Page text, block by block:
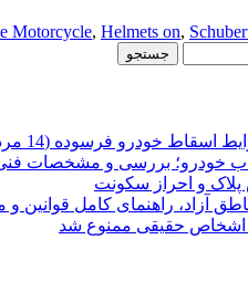
Motorcycle, Helmets on,
خودرو فرسوده (14 مرداد 1405)
و احراز سکونت
آزاد، راهنمای کامل قوانین و
اشخاص حقیقی ممنوع شد